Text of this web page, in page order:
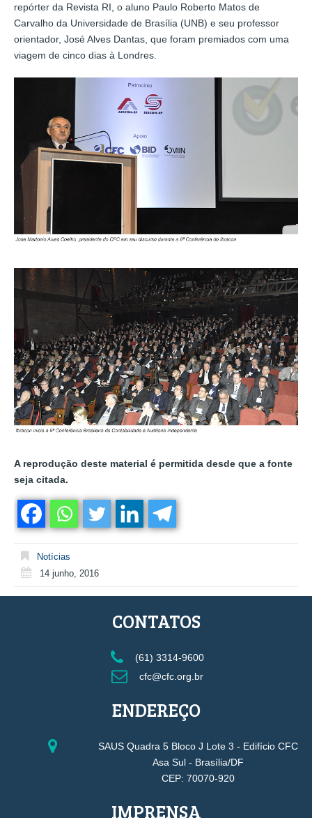
repórter da Revista RI, o aluno Paulo Roberto Matos de
Carvalho da Universidade de Brasília (UNB) e seu professor
orientador, José Alves Dantas, que foram premiados com uma
viagem de cinco dias à Londres.
A reprodução deste material é permitida desde que a fonte
seja citada.
Notícias
14 junho, 2016
CONTATOS
(61) 3314-9600
cfc@cfc.org.br
ENDEREÇO
SAUS Quadra 5 Bloco J Lote 3 - Edifício CFC
Asa Sul - Brasília/DF
CEP: 70070-920
IMPRENSA